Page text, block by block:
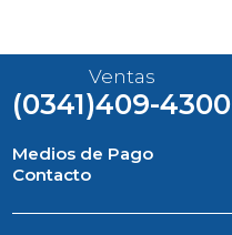
Ventas
(0341)409-4300
Medios de Pago
Contacto